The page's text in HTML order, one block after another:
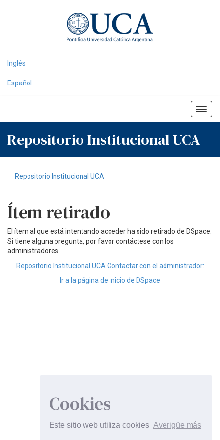
Cookies
Este sitio web utiliza cookies Averigüe más
Inglés
Español
Repositorio Institucional UCA
Repositorio Institucional UCA
Ítem retirado
El ítem al que está intentando acceder ha sido retirado de DSpace.
Si tiene alguna pregunta, por favor contáctese con los
administradores.
Repositorio Institucional UCA Contactar con el administrador:
Ir a la página de inicio de DSpace